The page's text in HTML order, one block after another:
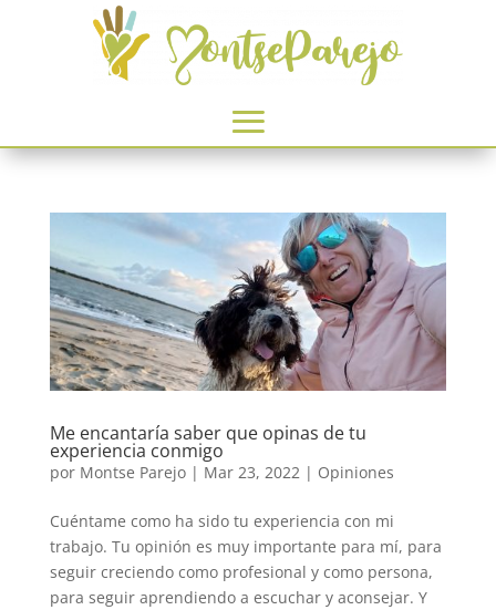
Me encantaría saber que opinas de tu
experiencia conmigo
por Montse Parejo| Mar 23, 2022| Opiniones
Cuéntame como ha sido tu experiencia con mi
trabajo. Tu opinión es muy importante para mí, para
seguir creciendo como profesional y como persona,
para seguir aprendiendo a escuchar y aconsejar. Y